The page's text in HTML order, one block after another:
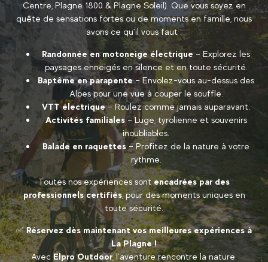
Centre, Plagne 1800 & Plagne Soleil). Que vous soyez en
quête de sensations fortes ou de moments en famille, nous
avons ce qu’il vous faut :
Randonnée en motoneige électrique – Explorez les
paysages enneigés en silence et en toute sécurité.
Baptême en parapente– Envolez-vous au-dessus des
Alpes pour une vue à couper le souffle.
VTT électrique– Roulez comme jamais auparavant.
Activités familiales– Luge, tyrolienne et souvenirs
inoubliables.
Balade en raquettes – Profitez de la nature à votre
rythme.
Toutes nos expériences sontencadrées par des
professionnels certifiés, pour des moments uniques en
toute sécurité.
✅Réservez dès maintenant vos meilleures expériences à
La Plagne !
Avec Elpro Outdoor, l’aventure rencontre la nature.